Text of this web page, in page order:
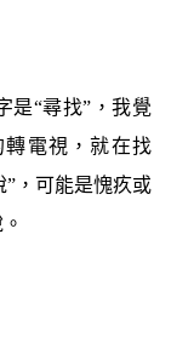
是“尋找”，我覺
電視，就在找
”，可能是愧疚或